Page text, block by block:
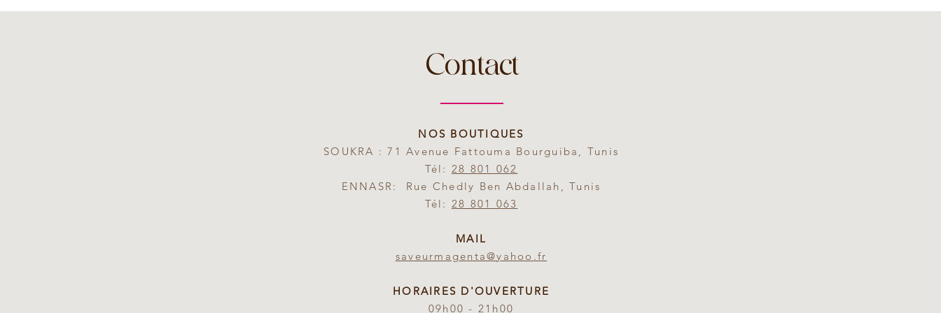
Contact
NOS BOUTIQUES
SOUKRA : 71 Avenue Fattouma Bourguiba, Tunis
Tél: 28 801 062
ENNASR: Rue Chedly Ben Abdallah, Tunis
Tél: 28 801 063
MAIL
saveurmagenta@yahoo.fr
HORAIRES D'OUVERTURE
09h00 - 21h00